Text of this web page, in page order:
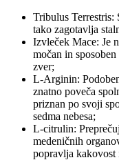
Tribulus Terrestris:
tako zagotavlja
Izvleček Mace: Je
močan in
zver;
L-Arginin:
znatno poveča
priznan po svoji
sedma nebesa;
L-citrulin:
medeničnih
popravlja kakovost